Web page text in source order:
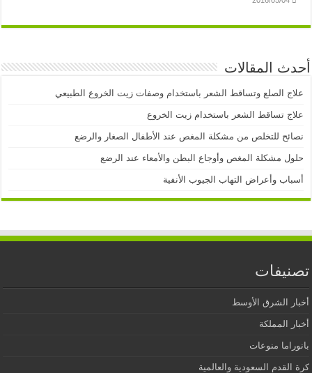
أحدث المقالات
علاج الصلع وتساقط الشعر باستخدام وصفات زيت الخروع الطبيعي
علاج تساقط الشعر باستخدام زيت الخروع
نصائح للتخلص من مشكلة المغص عند الأطفال الصغار والرضع
حلول مشكلة المغص وأوجاع البطن والأمعاء عند الرضع
أسباب وأعراض التهاب الجيوب الأنفية
تصنيفات
أخبار الشرق الأوسط
أخبار المملكة
بانوراما منوعات
كرة القدم السعودية والعالمية